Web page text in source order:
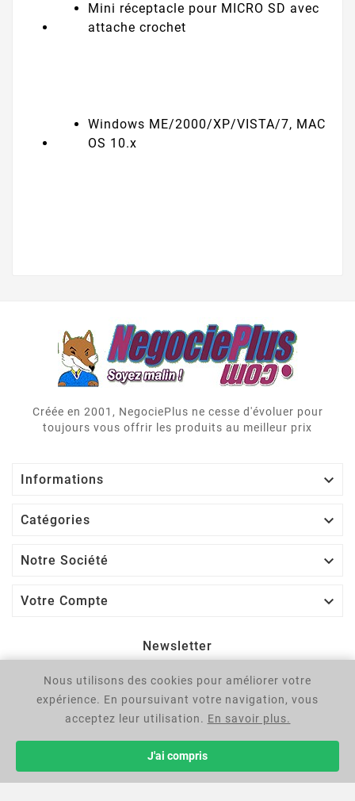
Mini réceptacle pour MICRO SD avec
attache crochet
Windows ME/2000/XP/VISTA/7, MAC
OS 10.x
Créée en 2001, NegociePlus ne cesse d'évoluer pour
toujours vous offrir les produits au meilleur prix
Informations 
Catégories 
Notre Société 
Votre Compte 
Newsletter
Vous pouvez vous désinscrire à tout moment. Vous trouverez
d'utilisation du site.
Nous utilisons des cookies pour améliorer votre
expérience. En poursuivant votre navigation, vous
acceptez leur utilisation. En savoir plus.
J'ai compris